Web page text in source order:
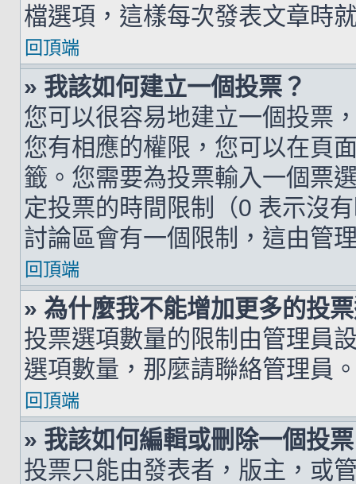
檔選項，這樣每次發表文章時
回頂端
» 我該如何建立一個投票？
您可以很容易地建立一個投票
您有相應的權限，您可以在頁
籤。您需要為投票輸入一個票
定投票的時間限制（0 表示沒
討論區會有一個限制，這由管
回頂端
» 為什麼我不能增加更多的投
投票選項數量的限制由管理員
選項數量，那麼請聯絡管理員
回頂端
» 我該如何編輯或刪除一個投
投票只能由發表者，版主，或